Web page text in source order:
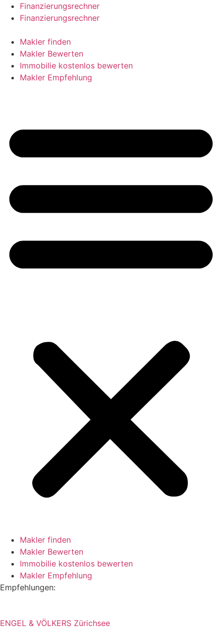
Skip
Finanzierungsrechner
Finanzierungsrechner
Makler finden
Makler Bewerten
Immobilie kostenlos bewerten
Makler Empfehlung
Makler finden
Makler Bewerten
Immobilie kostenlos bewerten
Makler Empfehlung
Empfehlungen:
ENGEL & VÖLKERS Zürichsee